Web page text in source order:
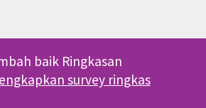
baik Ringkasan
survey ringkas